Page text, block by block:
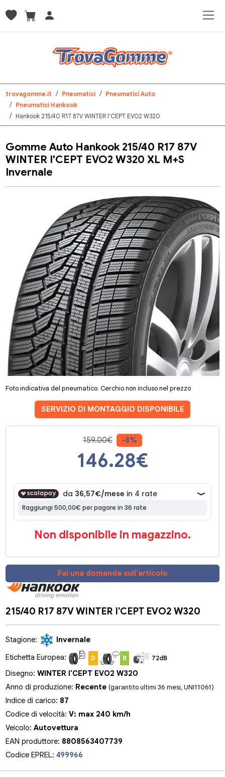
trovagomme.it Pneumatici
Pneumatici Auto
Pneumatici Hankook
Hankook 215/40 R17 87V WINTER I'CEPT EVO2 W320
Gomme Auto Hankook 215/40 R17 87V
WINTER I'CEPT EVO2 W320 XL M+S
Invernale
Foto indicativa del pneumatico. Cerchio non incluso nel prezzo
SERVIZIO DI MONTAGGIO DISPONIBILE
159.00€ -8%
146.28€
Non disponibile in magazzino.
Fai una domanda sull'articolo
215/40 R17 87V WINTER I'CEPT EVO2 W320
Stagione:
Invernale
Etichetta Europea:
D B 72dB
Disegno:WINTER I'CEPT EVO2 W320
Anno di produzione: Recente(garantito ultimi 36 mesi, UNI11061)
Indice di carico: 87
Codice di velocità:V: max 240 km/h
Veicolo:Autovettura
EAN produttore: 8808563407739
Codice EPREL:499966